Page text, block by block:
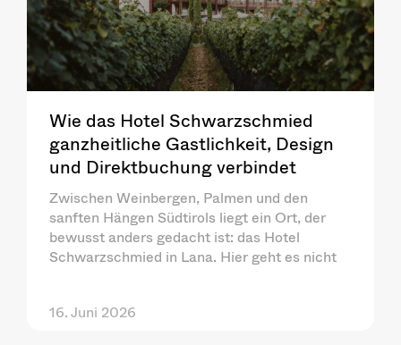
Wie das Hotel Schwarzschmied
ganzheitliche Gastlichkeit, Design
und Direktbuchung verbindet
Zwischen Weinbergen, Palmen und den
sanften Hängen Südtirols liegt ein Ort, der
bewusst anders gedacht ist: das Hotel
Schwarzschmied in Lana. Hier geht es nicht
16. Juni 2026